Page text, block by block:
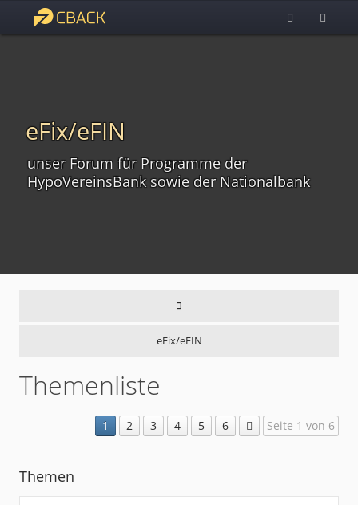
eFix/eFIN
unser Forum für Programme der
HypoVereinsBank sowie der Nationalbank
eFix/eFIN
Themenliste
1 2 3 4 5 6 Seite 1 von 6
Themen